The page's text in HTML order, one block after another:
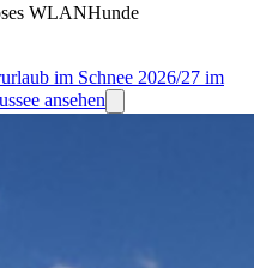
WLANHunde
im Schnee 2026/27 im
ansehen